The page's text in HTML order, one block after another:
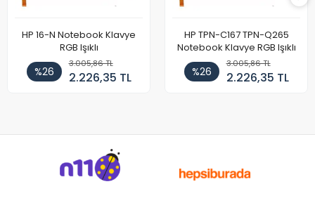
HP 16-N Notebook Klavye
RGB Işıklı
%26
3.005,86 TL
2.226,35 TL
HP TPN-C167 TPN-Q265
Notebook Klavye RGB Işıklı
%26
3.005,86 TL
2.226,35 TL